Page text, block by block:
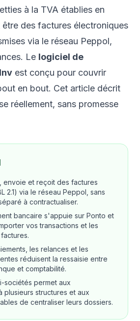
à la TVA établies en
des factures électroniques
via le réseau Peppol,
. Le logiciel de
est conçu pour couvrir
en bout. Cet article décrit
réellement, sans promesse
envoie et reçoit des factures
2.1) via le réseau Peppol, sans
à contractualiser.
bancaire s'appuie sur Ponto et
vos transactions et les
les relances et les
réduisent la ressaisie entre
et comptabilité.
sociétés permet aux
plusieurs structures et aux
de centraliser leurs dossiers.